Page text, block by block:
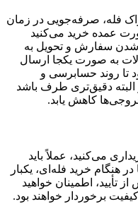
فله، صرفه‌جویی در زمان
عمده خرید می‌کنید
شدن سفارش و تحویل به
به صورت یکجا ارسال
تا روند حسابرسی و
و البته دقیق‌تری طرف باشد
کاهش یابد.
می‌کنید، عملاً باید
هنگام خرید فله‌ای، یکبار
تأیید، اطمینان خواهید
برخوردار خواهند بود.